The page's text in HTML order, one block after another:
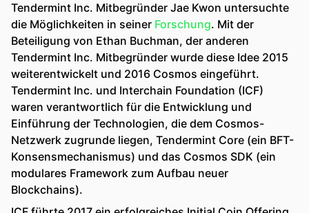
Tendermint Inc. Mitbegründer Jae Kwon untersuchte
die Möglichkeiten in seiner Forschung. Mit der
Beteiligung von Ethan Buchman, der anderen
Tendermint Inc. Mitbegründer wurde diese Idee 2015
weiterentwickelt und 2016 Cosmos eingeführt.
Tendermint Inc. und Interchain Foundation (ICF)
waren verantwortlich für die Entwicklung und
Einführung der Technologien, die dem Cosmos-
Netzwerk zugrunde liegen, Tendermint Core (ein BFT-
Konsensmechanismus) und das Cosmos SDK (ein
modulares Framework zum Aufbau neuer
Blockchains).